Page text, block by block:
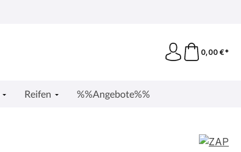
0,00 €*
Reifen %%Angebote%%